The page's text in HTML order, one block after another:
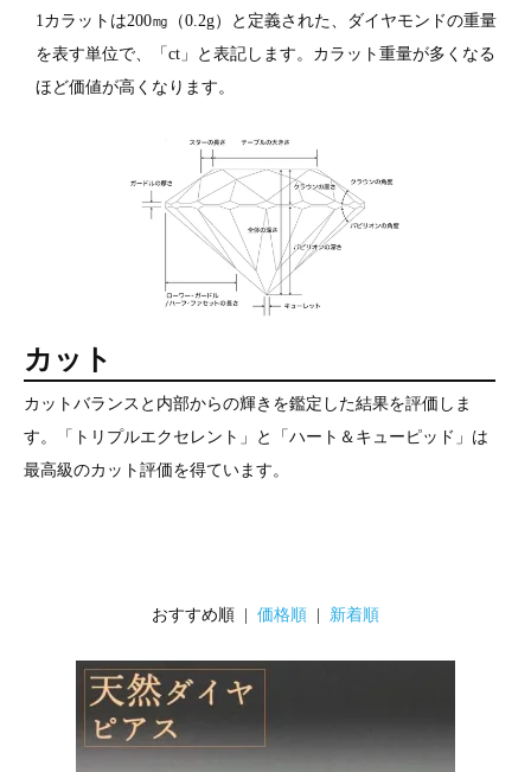
1カラットは200㎎（0.2g）と定義された、ダイヤモンドの重量
を表す単位で、「ct」と表記します。カラット重量が多くなる
ほど価値が高くなります。
カット
カットバランスと内部からの輝きを鑑定した結果を評価しま
す。「トリプルエクセレント」と「ハート＆キューピッド」は
最高級のカット評価を得ています。
おすすめ順 | 価格順 新着順